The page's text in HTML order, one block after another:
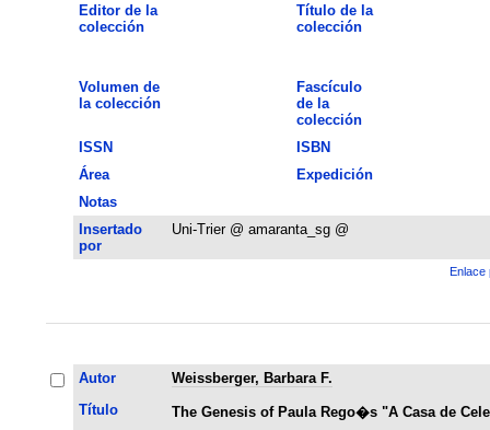
Editor de la
colección
Título de la
colección
Volumen de
la colección
Fascículo
de la
colección
ISSN
ISBN
Área
Expedición
Notas
Insertado
por
Uni-Trier @ amaranta_sg @
Enlace
Autor
Weissberger, Barbara F.
Título
The Genesis of Paula Rego�s "A Casa de